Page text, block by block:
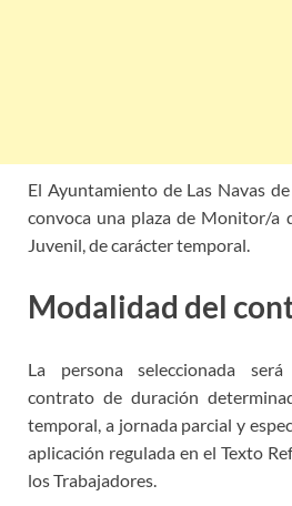
El Ayuntamiento de Las Navas
convoca una plazade Monitor/a
Juvenil, decarácter temporal.
Modalidad del
La persona seleccionada
contrato de duración
temporal, a jornada parcial y
aplicación regulada en el Texto
los Trabajadores.